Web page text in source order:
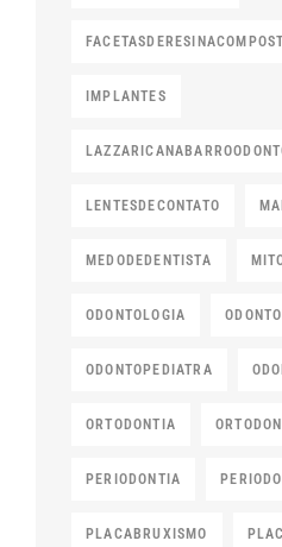
IMPLANTES
LENTESDECONTATO
MEDODEDENTISTA
ODONTOLOGIA
ODONTOPEDIATRA
ORTODONTIA
PERIODONTIA
PLACABRUXISMO